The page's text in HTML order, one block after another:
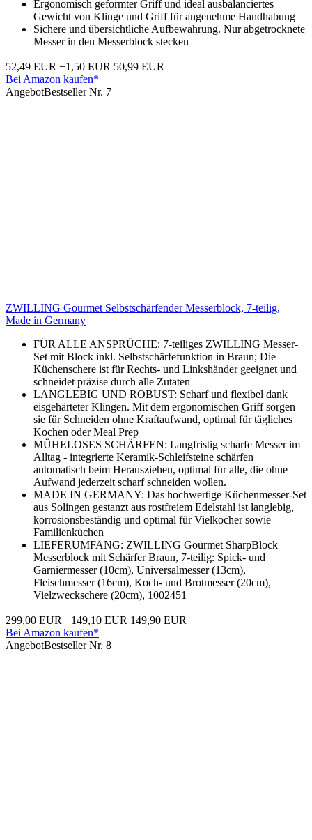
Ergonomisch geformter Griff und ideal ausbalanciertes
Gewicht von Klinge und Griff für angenehme Handhabung
Sichere und übersichtliche Aufbewahrung. Nur abgetrocknete
Messer in den Messerblock stecken
52,49 EUR −1,50 EUR 50,99 EUR
Bei Amazon kaufen*
AngebotBestseller Nr. 7
ZWILLING Gourmet Selbstschärfender Messerblock, 7-teilig,
Made in Germany
FÜR ALLE ANSPRÜCHE: 7-teiliges ZWILLING Messer-
Set mit Block inkl. Selbstschärfefunktion in Braun; Die
Küchenschere ist für Rechts- und Linkshänder geeignet und
schneidet präzise durch alle Zutaten
LANGLEBIG UND ROBUST: Scharf und flexibel dank
eisgehärteter Klingen. Mit dem ergonomischen Griff sorgen
sie für Schneiden ohne Kraftaufwand, optimal für tägliches
Kochen oder Meal Prep
MÜHELOSES SCHÄRFEN: Langfristig scharfe Messer im
Alltag - integrierte Keramik-Schleifsteine schärfen
automatisch beim Herausziehen, optimal für alle, die ohne
Aufwand jederzeit scharf schneiden wollen.
MADE IN GERMANY: Das hochwertige Küchenmesser-Set
aus Solingen gestanzt aus rostfreiem Edelstahl ist langlebig,
korrosionsbeständig und optimal für Vielkocher sowie
Familienküchen
LIEFERUMFANG: ZWILLING Gourmet SharpBlock
Messerblock mit Schärfer Braun, 7-teilig: Spick- und
Garniermesser (10cm), Universalmesser (13cm),
Fleischmesser (16cm), Koch- und Brotmesser (20cm),
Vielzweckschere (20cm), 1002451
299,00 EUR −149,10 EUR 149,90 EUR
Bei Amazon kaufen*
AngebotBestseller Nr. 8